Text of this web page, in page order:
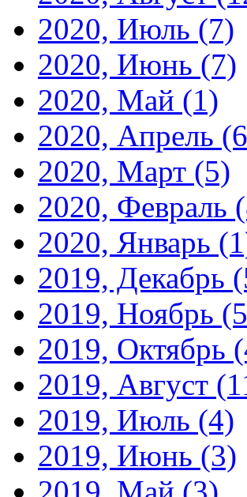
2020, Июль (7)
2020, Июнь (7)
2020, Май (1)
2020, Апрель
2020, Март (5)
2020, Февраль
2020, Январь
2019, Декабрь
2019, Ноябрь
2019, Октябрь
2019, Август
2019, Июль (4)
2019, Июнь (3)